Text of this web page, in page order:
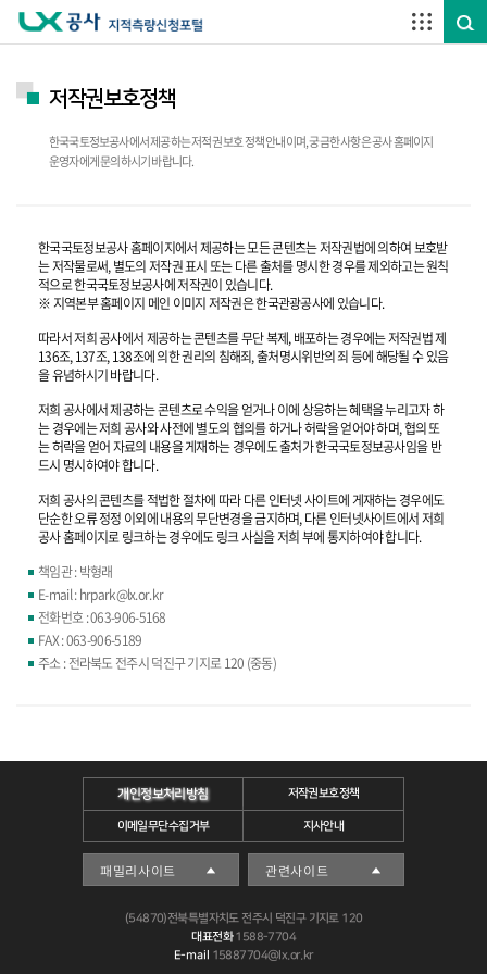
저작권보호정책
한국국토정보공사에서 제공하는 저적권 보호 정책 안내이며, 궁금한 사항은 공사 홈페이지
운영자에게 문의하시기 바랍니다.
한국국토정보공사 홈페이지에서 제공하는 모든 콘텐츠는 저작권법에 의하여 보호받
는 저작물로써, 별도의 저작권 표시 또는 다른 출처를 명시한 경우를 제외하고는 원칙
적으로 한국국토정보공사에 저작권이 있습니다.
※ 지역본부 홈페이지 메인 이미지 저작권은 한국관광공사에 있습니다.
따라서 저희 공사에서 제공하는 콘텐츠를 무단 복제, 배포하는 경우에는 저작권법 제
136조, 137조, 138조에 의한 권리의 침해죄, 출처명시위반의 죄 등에 해당될 수 있음
을 유념하시기 바랍니다.
저희 공사에서 제공하는 콘텐츠로 수익을 얻거나 이에 상응하는 혜택을 누리고자 하
는 경우에는 저희 공사와 사전에 별도의 협의를 하거나 허락을 얻어야 하며, 협의 또
는 허락을 얻어 자료의 내용을 게재하는 경우에도 출처가 한국국토정보공사임을 반
드시 명시하여야 합니다.
저희 공사의 콘텐츠를 적법한 절차에 따라 다른 인터넷 사이트에 게재하는 경우에도
단순한 오류 정정 이외에 내용의 무단변경을 금지하며, 다른 인터넷사이트에서 저희
공사 홈페이지로 링크하는 경우에도 링크 사실을 저희 부에 통지하여야 합니다.
책임관 : 박형래
E-mail : hrpark@lx.or.kr
전화번호 : 063-906-5168
FAX : 063-906-5189
주소 : 전라북도 전주시 덕진구 기지로 120 (중동)
개인정보처리방침 저작권보호정책
이메일무단수집거부 지사안내
(54870)전북특별자치도 전주시 덕진구 기지로 120
대표전화1588-7704
E-mail 15887704@lx.or.kr